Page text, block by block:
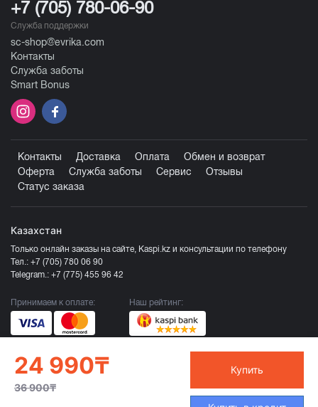
24 990₸
36 900₸
Купить
+7 (705) 780-06-90
Служба поддержки
sc-shop@evrika.com
Контакты
Служба заботы
Smart Bonus
Контакты Доставка Оплата
Обмен и возврат
Оферта
Служба заботы Сервис
Отзывы
Статус заказа
Казахстан
Только онлайн заказы на сайте, Kaspi.kz и консультации по телефону
Тел.: +7 (705) 780 06 90
Telegram.: +7 (775) 455 96 42
Принимаем к оплате: Наш рейтинг:
Продавец ТОО «Компания Эврика», БИН 120140015907